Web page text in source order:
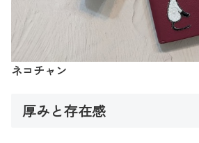
ネコチャン
厚みと存在感